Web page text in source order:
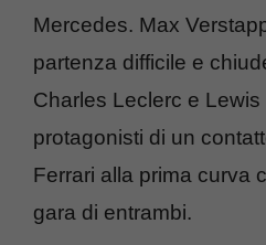
Mercedes. Max
partenza difficile e
Charles Leclerc e Lewis
protagonisti di un
Ferrari alla prima curva
gara di entrambi.